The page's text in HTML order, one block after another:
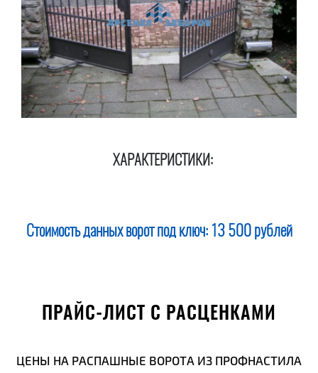
ХАРАКТЕРИСТИКИ:
Стоимость данных ворот под ключ: 13 500 рублей
ПРАЙС-ЛИСТ С РАСЦЕНКАМИ
ЦЕНЫ НА РАСПАШНЫЕ ВОРОТА ИЗ ПРОФНАСТИЛА